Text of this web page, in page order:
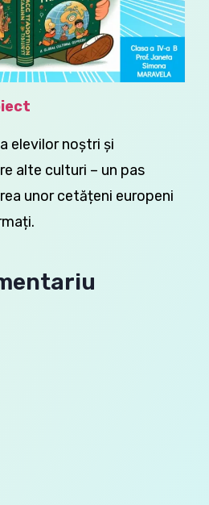
elevilor noștri și
alte culturi – un pas
unor cetățeni europeni